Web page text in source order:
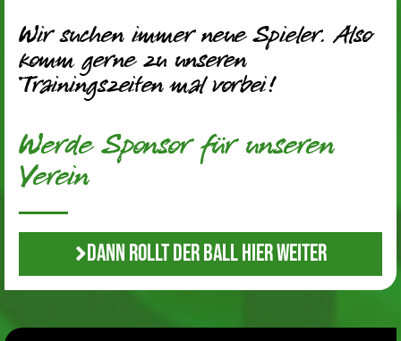
Wir suchen immer neue Spieler. Also
komm gerne zu unseren
Trainingszeiten mal vorbei!
Werde Sponsor für unseren
Verein
Dann rollt der Ball hier weiter